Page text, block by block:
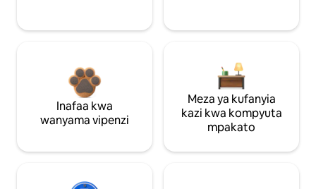
Inafaa kwa
wanyama vipenzi
Meza ya kufanyia
kazi kwa kompyuta
mpakato